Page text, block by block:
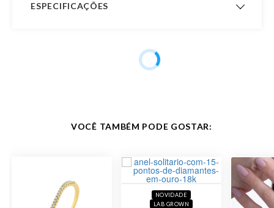
ESPECIFICAÇÕES
12 meses
Anel Solitário
Público Feminino
VOCÊ TAMBÉM PODE GOSTAR:
NOVIDADE
LAB GROWN